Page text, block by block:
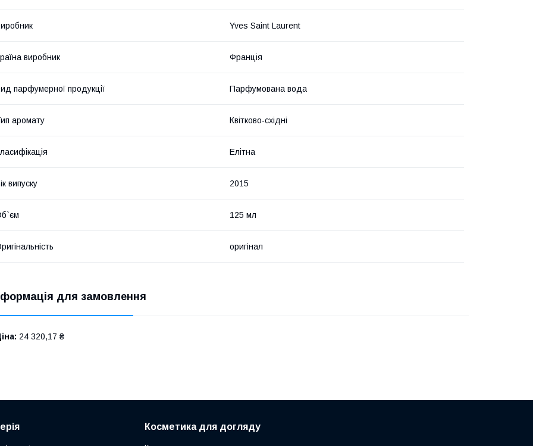
Yves Saint Laurent
виробник Франція
парфумерної продукції Парфумована вода
аромату Квітково-східні
Елітна
випуску 2015
125 мл
оригінал
для замовлення
24 320,17 ₴
Косметика для догляду